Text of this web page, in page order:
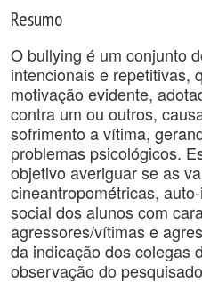
Resumo
O bullying é um conjunto
intencionais e repetitivas,
motivação evidente,
contra um ou outros,
sofrimento a vítima,
problemas psicológicos.
objetivo averiguar se as
cineantropométricas,
social dos alunos com
agressores/vítimas e
da indicação dos colegas
observação do